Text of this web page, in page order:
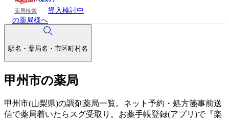
薬局検索
導入検討中
の薬局様へ
駅名・薬局名・市区町村名
甲州市の薬局
甲州市(山梨県)の調剤薬局一覧。ネット予約・処方箋事前送
信で薬局着いたらスグ受取り。お薬手帳登録(アプリ)で『楽